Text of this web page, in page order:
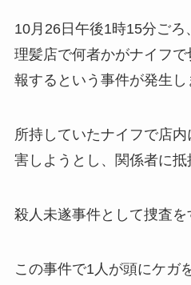
10月26日午後1時15分ご
理髪店で何者かがナイフ
報するという事件が発生し
所持していたナイフで店
害しようとし、関係者に抵
殺人未遂事件として捜査を
この事件で1人が頭にケガ